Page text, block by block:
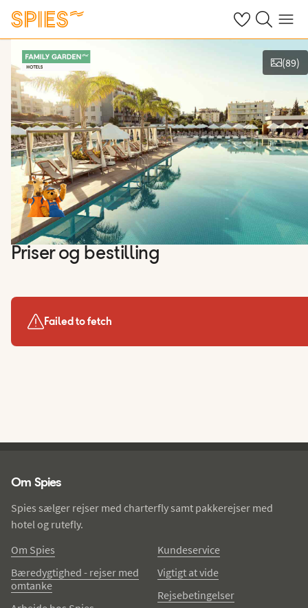
Se dine gemte
Søg påMenu
Vis film og billeder
(89)
Priser og bestilling
Failed to fetch
Om Spies
Spies sælger rejser med charterfly samt pakkerejser med
hotel og rutefly.
Om Spies
Bæredygtighed - rejser med
omtanke
Kundeservice
Vigtigt at vide
Rejsebetingelser